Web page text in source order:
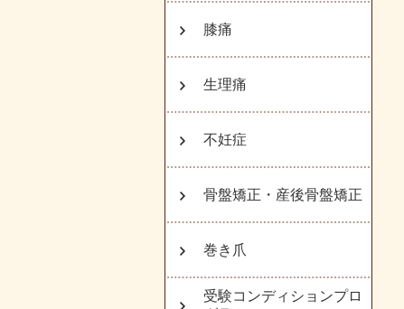
膝痛
生理痛
不妊症
骨盤矯正・産後骨盤矯正
巻き爪
受験コンディションプロ